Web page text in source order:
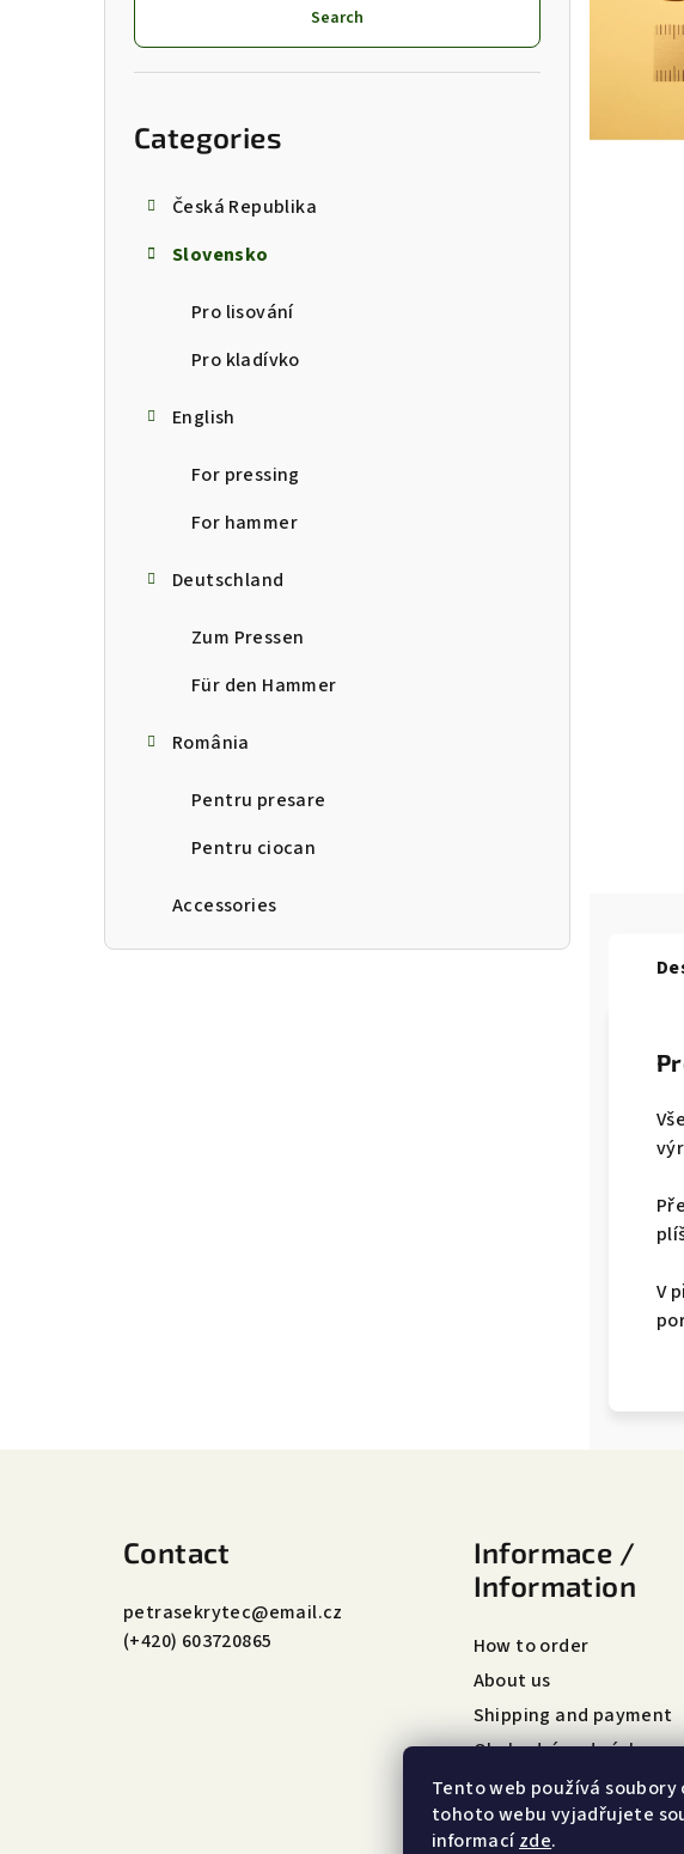
Tento web používá soubory
tohoto webu vyjadřujete
informacízde.
Search
Categories
Česká Republika
Slovensko
Pro lisování
Pro kladívko
English
For pressing
For hammer
Deutschland
Zum Pressen
Für den Hammer
România
Pentru presare
Pentru ciocan
Accessories
V
Contact
petrasekrytec@email.cz
(+420) 603720865
Informace /
Information
How to order
About us
Shipping and payment
Obchodní podmínky
Podmínky ochrany